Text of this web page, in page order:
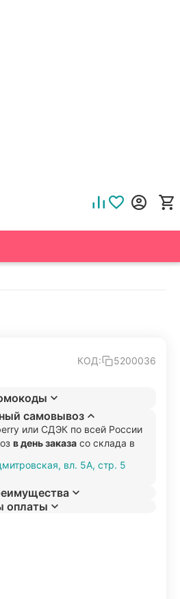
КОД: 5200036
самовывоз
или СДЭК по всей России
в день заказа со склада в
вл. 5А, стр. 5
оплаты